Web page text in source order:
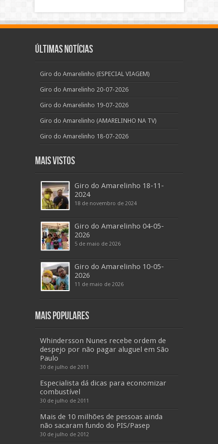
Últimas Notícias
Giro do Amarelinho (ESPECIAL VIAGEM)
Giro do Amarelinho 20-07-2026
Giro do Amarelinho 19-07-2026
Giro do Amarelinho (AMARELINHO NA TV)
Giro do Amarelinho 18-07-2026
Mais Vistos
Giro do Amarelinho 18-11-
2024
18 de novembro de 2024
Giro do Amarelinho 04-05-
2026
5 de maio de 2026
Giro do Amarelinho 10-05-
2026
11 de maio de 2026
Mais Populares
Whindersson Nunes recebe ordem de
despejo por não pagar aluguel em São
Paulo
30 de julho de 2011
Especialista dá dicas para economizar
combustível
30 de julho de 2011
Mais de 10 milhões de pessoas ainda
não sacaram fundo do PIS/Pasep
30 de julho de 2012